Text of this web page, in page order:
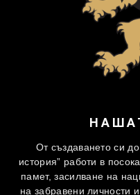
От създаването си
история” работи в
памет, засилване на
на забравени личности